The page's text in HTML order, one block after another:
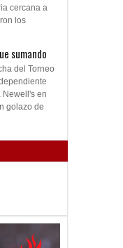
cercana a
los
sumando
del Torneo
Newell's en
golazo de